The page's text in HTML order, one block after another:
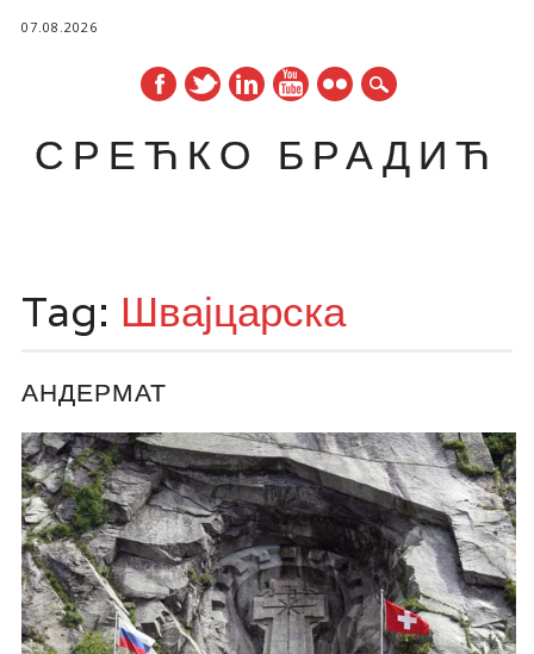
07.08.2026
СРЕЋКО БРАДИЋ
content
Tag: Швајцарска
АНДЕРМАТ